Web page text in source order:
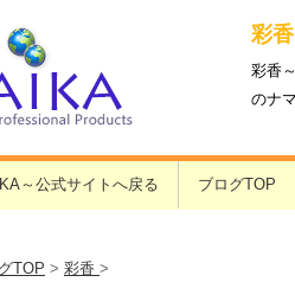
彩
彩香
のナ
～公式サイトへ戻る ブログTOP
TOP > 彩香 >